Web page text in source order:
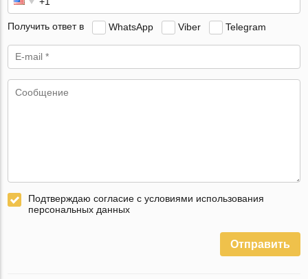
Получить ответ в WhatsApp Viber Telegram
Подтверждаю согласие с условиями использования
персональных данных
Отправить